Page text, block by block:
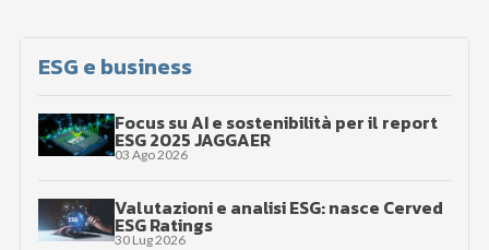
ESG e business
Focus su AI e sostenibilità per il report
ESG 2025 JAGGAER
03 Ago 2026
Valutazioni e analisi ESG: nasce Cerved
ESG Ratings
30 Lug 2026